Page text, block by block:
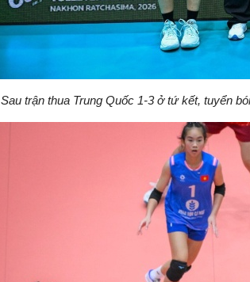
Sau trận thua Trung Quốc 1-3 ở tứ kết, tuyển